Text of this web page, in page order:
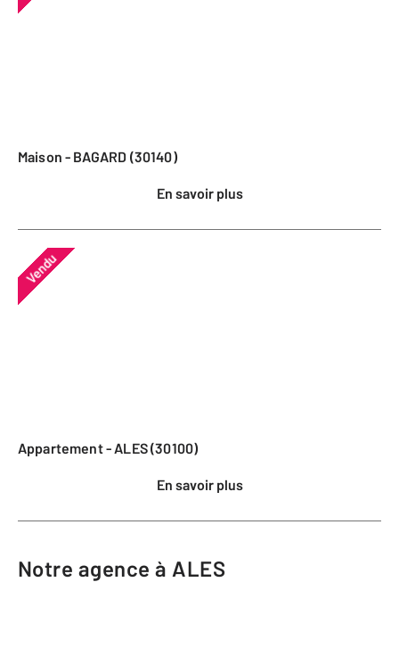
Maison - BAGARD (30140)
En savoir plus
Vendu
Appartement - ALES (30100)
En savoir plus
Notre agence à ALES